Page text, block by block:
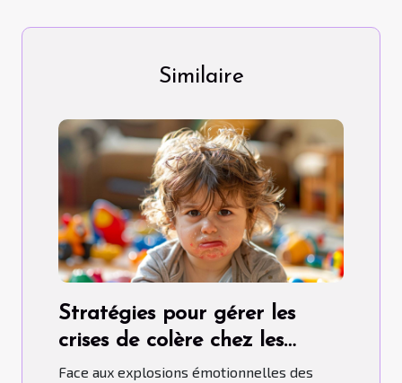
Similaire
Stratégies pour gérer les
crises de colère chez les
jeunes enfants
Face aux explosions émotionnelles des